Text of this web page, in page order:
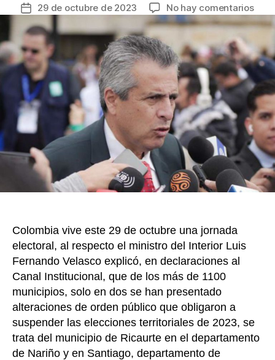
c
e
b
o
o
k
itt
er
ail er
e
st
m
p
ar
tir
Fecha
de
la
entrada
29 de octubre de 2023 No hay comentariosen
se
Colombia vive este 29 de octubre una jornada
electoral, al respecto el ministro del Interior Luis
Fernando Velasco explicó, en declaraciones al
Canal Institucional, que de los más de 1100
municipios, solo en dos se han presentado
alteraciones de orden público que obligaron a
suspender las elecciones territoriales de 2023, se
trata del municipio de Ricaurte en el departamento
de Nariño y en Santiago, departamento de